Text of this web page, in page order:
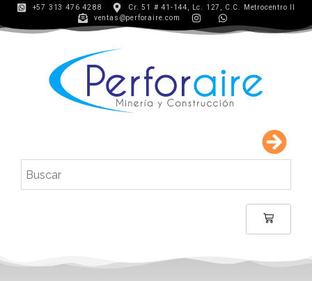
+57 313 476 4288
Cr. 51 # 41-144, Lc. 127, C.C. Metrocentro II
ventas@perforaire.com